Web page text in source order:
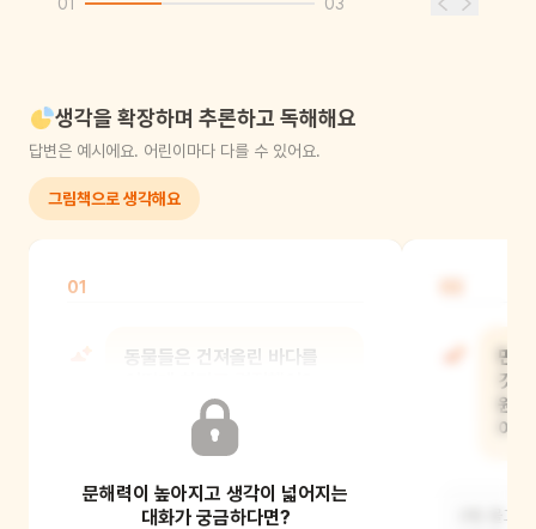
생각을 확장하며 추론하고 독해해요
답변은 예시에요. 어린이마다 다를 수 있어요.
그림책으로 생각해요
01
동물들은 건져올린 바다를
그리고 모두 함께 바다에서 헤엄을 치며
놀기로 했지
문해력이 높아지고 생각이 넓어지는
대화가 궁금하다면?
만
것
원
어
(예) 물고